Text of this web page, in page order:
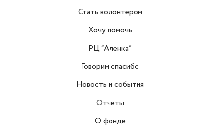
Стать волонтером
Хочу помочь
РЦ “Аленка”
Говорим спасибо
Новость и события
Отчеты
О фонде